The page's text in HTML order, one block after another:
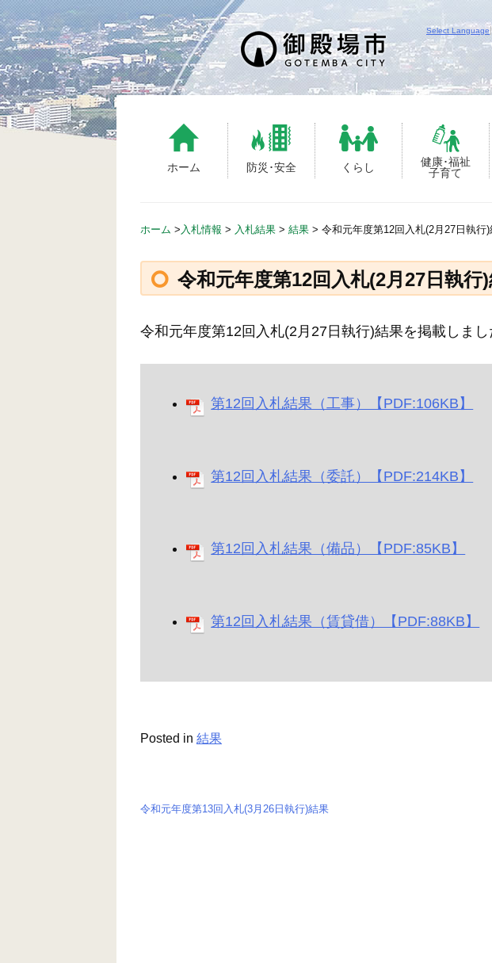
Skip
to
content
ホーム 防災･安全 くらし
健康･福祉
子育て
Select Language
ホーム > 入札情報 > 入札結果 > 結果 > 令和元年度第12回入札(2月27日執行)
令和元年度第12回入札(2月27日執行
令和元年度第12回入札(2月27日執行)結果を掲載しまし
第12回入札結果（工事）【PDF:106KB】
第12回入札結果（委託）【PDF:214KB】
第12回入札結果（備品）【PDF:85KB】
第12回入札結果（賃貸借）【PDF:88KB】
Posted in 結果
投
令和元年度第13回入札(3月26日執行)結果